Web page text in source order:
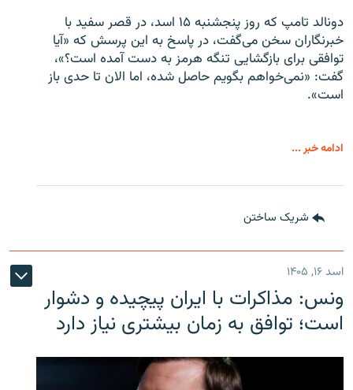
دونالد تامپ که روز پنجشنبه ۱۵ اسد، در قصر سفید با
خبرنگاران سخن می‌گفت، در پاسخ به این پرسش که «آیا
توافقی برای بازگشایی تنگه هرمز به دست آمده است؟»،
گفت: «نمی‌خواهم بگویم حاصل شده، اما الان تا حدی باز
است».
ادامه خبر ...
شریک ساختن
اسد ۱۶, ۱۴۰۵
ونس: مذاکرات با ایران پیچیده و دشوار
است؛ توافق به زمان بیشتری نیاز دارد